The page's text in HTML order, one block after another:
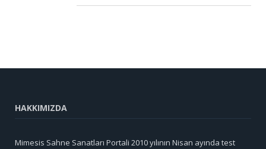
HAKKIMIZDA
Mimesis Sahne Sanatları Portali 2010 yılının Nisan ayında test